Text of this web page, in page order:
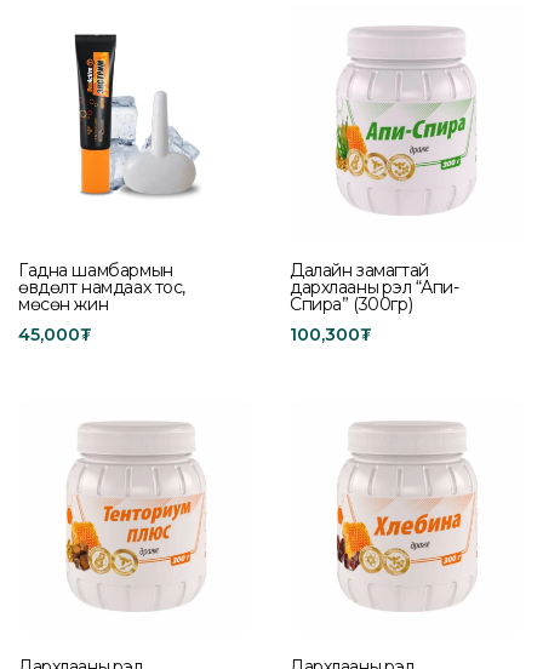
Гадна шамбармын
өвдөлт намдаах тос,
мөсөн жин
45,000₮
Далайн замагтай
дархлааны үрэл “Апи-
Спира” (300гр)
100,300₮